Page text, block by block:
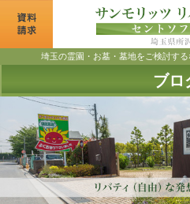
埼玉の霊園・お墓・墓地をご検討す
ブロ